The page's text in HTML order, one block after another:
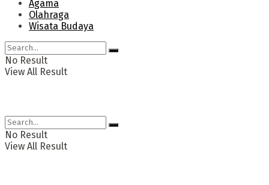
Agama
Olahraga
Wisata Budaya
No Result
View All Result
No Result
View All Result